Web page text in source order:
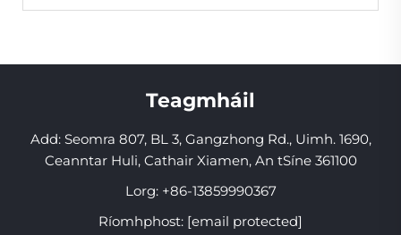
Teagmháil
Add: Seomra 807, BL 3, Gangzhong Rd., Uimh. 1690,
Ceanntar Huli, Cathair Xiamen, An tSíne 361100
Lorg: +86-13859990367
Ríomhphost: [email protected]